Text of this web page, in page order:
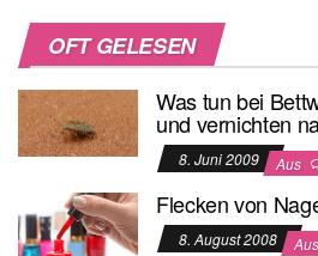
OFT GELESEN
Was tun bei
und vernichten
8. Juni 2009 Aus
Flecken von
8. August 2008 Aus